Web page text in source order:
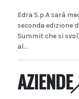
Edra S.p.A sarà
seconda edizione
Summit che si
al...
AZIENDE